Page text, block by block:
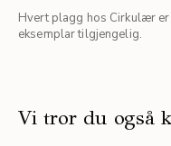
Hvert plagg hos Cirkulær er
eksemplar tilgjengelig.
Vi tror du også